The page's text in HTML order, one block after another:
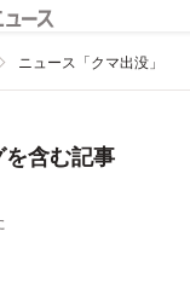
ニュース「クマ出没」
含む記事